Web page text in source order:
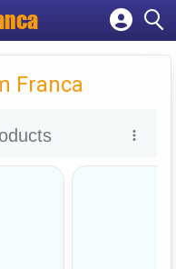
empresa
Franca